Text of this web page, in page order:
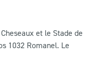
et le Stade de
1032 Romanel. Le